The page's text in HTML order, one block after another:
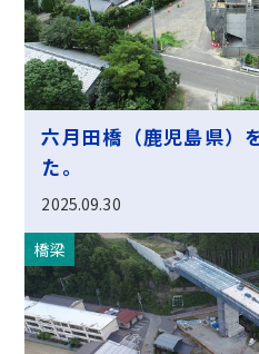
六月田橋（鹿児島県）
た。
2025.09.30
橋梁